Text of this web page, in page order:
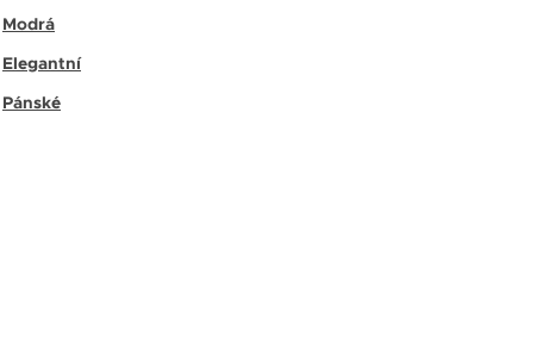
Modrá
Elegantní
Pánské